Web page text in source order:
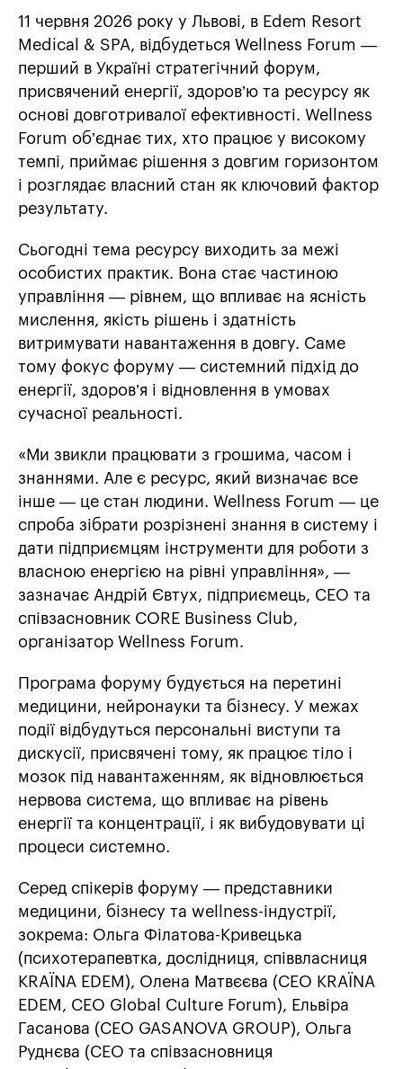
11 червня 2026 року у Львові, в Edem Resort
Medical & SPA, відбудеться Wellness Forum —
перший в Україні стратегічний форум,
присвячений енергії, здоров’ю та ресурсу як
основі довготривалої ефективності. Wellness
Forum об’єднає тих, хто працює у високому
темпі, приймає рішення з довгим горизонтом
і розглядає власний стан як ключовий фактор
результату.
Сьогодні тема ресурсу виходить за межі
особистих практик. Вона стає частиною
управління — рівнем, що впливає на ясність
мислення, якість рішень і здатність
витримувати навантаження в довгу. Саме
тому фокус форуму — системний підхід до
енергії, здоров’я і відновлення в умовах
сучасної реальності.
«Ми звикли працювати з грошима, часом і
знаннями. Але є ресурс, який визначає все
інше — це стан людини. Wellness Forum — це
спроба зібрати розрізнені знання в систему і
дати підприємцям інструменти для роботи з
власною енергією на рівні управління», —
зазначає Андрій Євтух, підприємець, CEO та
співзасновник CORE Business Club,
організатор Wellness Forum.
Програма форуму будується на перетині
медицини, нейронауки та бізнесу. У межах
події відбудуться персональні виступи та
дискусії, присвячені тому, як працює тіло і
мозок під навантаженням, як відновлюється
нервова система, що впливає на рівень
енергії та концентрації, і як вибудовувати ці
процеси системно.
Серед спікерів форуму — представники
медицини, бізнесу та wellness-індустрії,
зокрема: Ольга Філатова-Кривецька
(психотерапевтка, дослідниця, співвласниця
KRAÏNA EDEM), Олена Матвєєва (CEO KRAЇNA
EDEM, CEO Global Culture Forum), Ельвіра
Гасанова (CEO GASANOVA GROUP), Ольга
Руднєва (CEO та співзасновниця